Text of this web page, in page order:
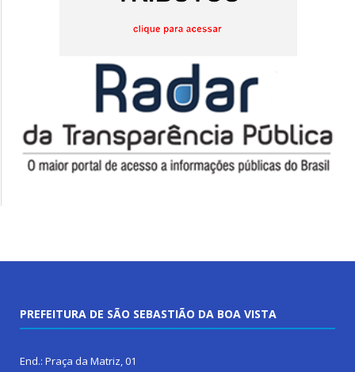
PREFEITURA DE SÃO SEBASTIÃO DA BOA VISTA
End.: Praça da Matriz, 01